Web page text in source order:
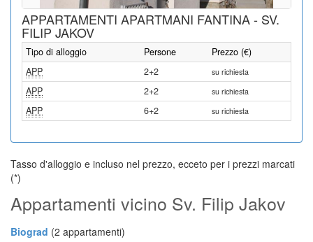
APPARTAMENTI APARTMANI FANTINA - SV.
FILIP JAKOV
Tipo di alloggio Persone
Prezzo (€)
APP
2+2 su richiesta
APP 2+2 su richiesta
APP 6+2 su richiesta
Tasso d'alloggio e incluso nel prezzo, ecceto per i prezzi marcati
(*)
Appartamenti vicino Sv. Filip Jakov
Biograd (2 appartamenti)